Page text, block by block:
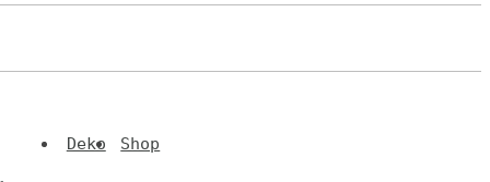
Deko Shop